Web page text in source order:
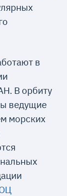
в
В орбиту
ведущие
морских